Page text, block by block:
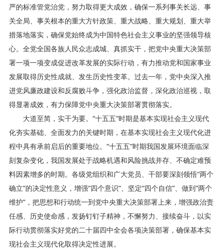
严的标准管党治党，努力取得更大成效，确保一系列事关长远、事
关全局、事关根本的重大方针政策、重大战略、重大规划、重大举
措落地落实，确保党始终成为中国特色社会主义事业的坚强领导核
心。全党全国各族人民众志成城、真抓实干，把党中央重大决策部
署一项一项变成促进改革发展的实际行动，有力推动党和国家事业
发展取得历史性成就、发生历史性变革。过去一年，党中央深入推
进党风廉政建设和反腐败斗争，强化政治监督，深化政治巡视，取
得显著成效，有力保障党中央重大决策部署贯彻落实。
大道至简，实干为要。“十五五”时期是基本实现社会主义现代
化夯实基础、全面发力的关键时期，在基本实现社会主义现代化进
程中具有承前启后的重要地位。“十五五”时期我国发展环境面临深
刻复杂变化，我国发展处于战略机遇和风险挑战并存、不确定难预
料因素增多的时期。各级党组织和广大党员、干部要深刻领悟“两个
确立”的决定性意义，增强“四个意识”、坚定“四个自信”、做到“两个
维护”，把思想和行动统一到党中央重大决策部署上来，增强政治责
任感、历史使命感，发扬钉钉子精神，不懈努力、接续奋斗，以实
际行动贯彻落实好党的二十届四中全会各项决策部署，确保基本实
现社会主义现代化取得决定性进展。